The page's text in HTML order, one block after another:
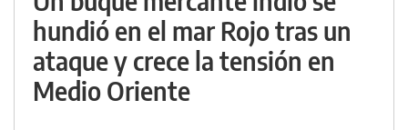
hundió en el mar Rojo tras un
ataque y crece la tensión en
Medio Oriente